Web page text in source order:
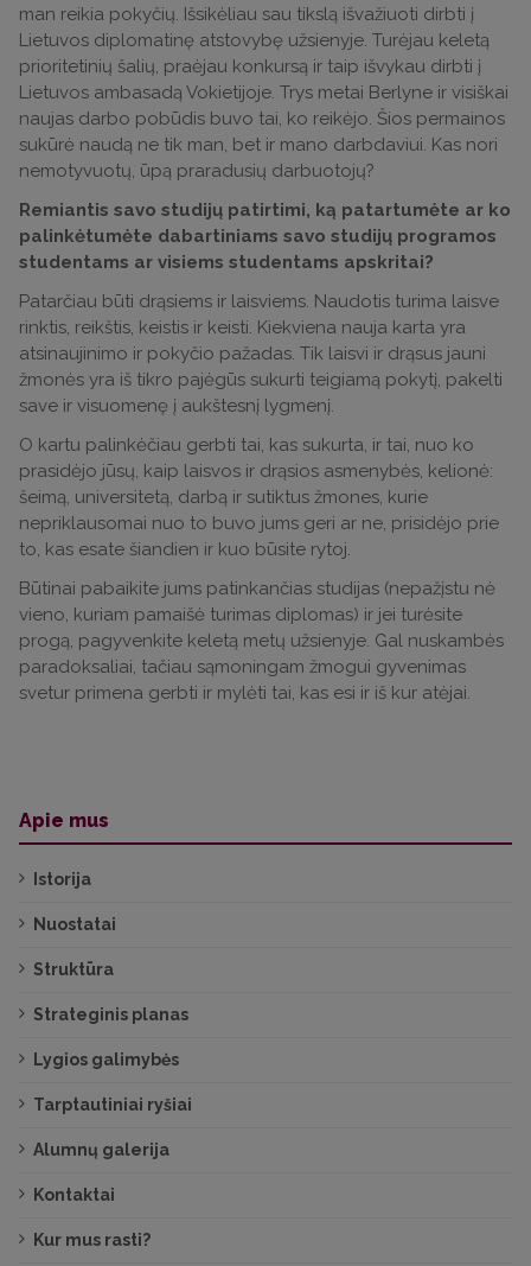
man reikia pokyčių. Išsikėliau sau tikslą išvažiuoti dirbti į
Lietuvos diplomatinę atstovybę užsienyje. Turėjau keletą
prioritetinių šalių, praėjau konkursą ir taip išvykau dirbti į
Lietuvos ambasadą Vokietijoje. Trys metai Berlyne ir visiškai
naujas darbo pobūdis buvo tai, ko reikėjo. Šios permainos
sukūrė naudą ne tik man, bet ir mano darbdaviui. Kas nori
nemotyvuotų, ūpą praradusių darbuotojų?
Remiantis savo studijų patirtimi, ką patartumėte ar ko
palinkėtumėte dabartiniams savo studijų programos
studentams ar visiems studentams apskritai?
Patarčiau būti drąsiems ir laisviems. Naudotis turima laisve
rinktis, reikštis, keistis ir keisti. Kiekviena nauja karta yra
atsinaujinimo ir pokyčio pažadas. Tik laisvi ir drąsus jauni
žmonės yra iš tikro pajėgūs sukurti teigiamą pokytį, pakelti
save ir visuomenę į aukštesnį lygmenį.
O kartu palinkėčiau gerbti tai, kas sukurta, ir tai, nuo ko
prasidėjo jūsų, kaip laisvos ir drąsios asmenybės, kelionė:
šeimą, universitetą, darbą ir sutiktus žmones, kurie
nepriklausomai nuo to buvo jums geri ar ne, prisidėjo prie
to, kas esate šiandien ir kuo būsite rytoj.
Būtinai pabaikite jums patinkančias studijas (nepažįstu nė
vieno, kuriam pamaišė turimas diplomas) ir jei turėsite
progą, pagyvenkite keletą metų užsienyje. Gal nuskambės
paradoksaliai, tačiau sąmoningam žmogui gyvenimas
svetur primena gerbti ir mylėti tai, kas esi ir iš kur atėjai.
Apie mus
Istorija
Nuostatai
Struktūra
Strateginis planas
Lygios galimybės
Tarptautiniai ryšiai
Alumnų galerija
Kontaktai
Kur mus rasti?